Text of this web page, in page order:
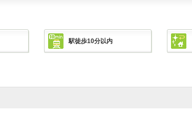
駅徒歩10分以内